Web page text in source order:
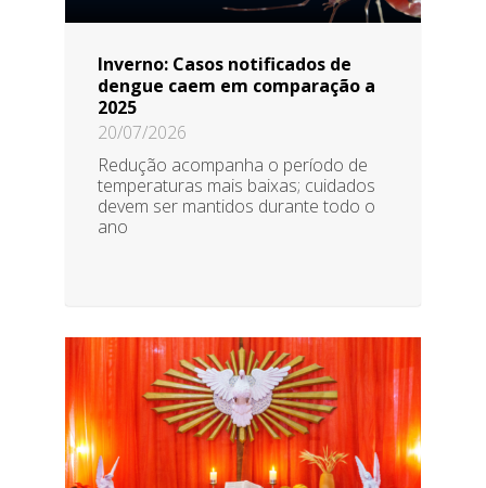
Inverno: Casos notificados de
dengue caem em comparação a
2025
20/07/2026
Redução acompanha o período de
temperaturas mais baixas; cuidados
devem ser mantidos durante todo o
ano